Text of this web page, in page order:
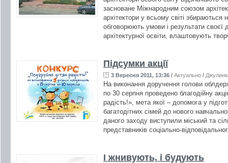
засноване Міжнародним союзом
архітектори у всьому світі збираються
обговорюють умови і результати своєї
архітектурної освіти, влаштовують
Підсумки акції
3 Вересня 2011, 13:36 / Актуально /
На виконання доручення голови
по 30 серпня проведено благодійну
радість!», мета якої – допомога у
багатодітних сімей до нового
даного заходу виступили міський та
представників соціально-
І жнивують, і будують